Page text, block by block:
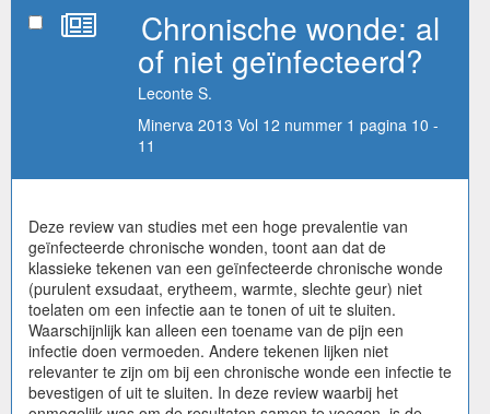
Chronische wonde: al
of niet geïnfecteerd?
Leconte S.
Minerva 2013 Vol 12 nummer 1 pagina 10 -
11
Deze review van studies met een hoge prevalentie van
geïnfecteerde chronische wonden, toont aan dat de
klassieke tekenen van een geïnfecteerde chronische wonde
(purulent exsudaat, erytheem, warmte, slechte geur) niet
toelaten om een infectie aan te tonen of uit te sluiten.
Waarschijnlijk kan alleen een toename van de pijn een
infectie doen vermoeden. Andere tekenen lijken niet
relevanter te zijn om bij een chronische wonde een infectie te
bevestigen of uit te sluiten. In deze review waarbij het